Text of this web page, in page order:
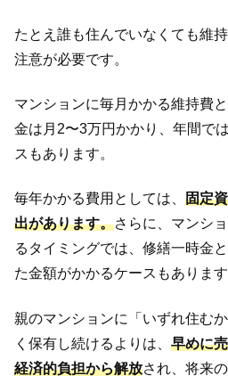
たとえ誰も住んでいなくても維
注意が必要です。
マンションに毎月かかる維持費
金は月2〜3万円かかり、年間で
スもあります。
毎年かかる費用としては、 固定
出があります。さらに、マンシ
るタイミングでは、修繕一時金
た金額がかかるケースもあります
親のマンションに「いずれ住む
く保有し続けるよりは、 早めに
経済的負担から解放され、将来